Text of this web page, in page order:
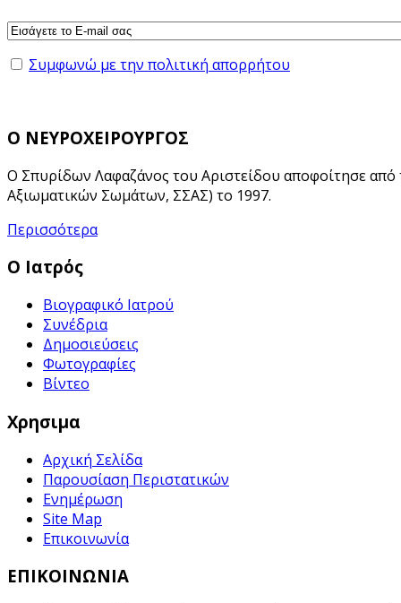
Συμφωνώ με την πολιτική απορρήτου
Ο ΝΕΥΡΟΧΕΙΡΟΥΡΓΟΣ
Ο Σπυρίδων Λαφαζάνος του Αριστείδου αποφοίτησε από
Αξιωματικών Σωμάτων, ΣΣΑΣ) το 1997.
Περισσότερα
Ο Ιατρός
Βιογραφικό Ιατρού
Συνέδρια
Δημοσιεύσεις
Φωτογραφίες
Βίντεο
Χρησιμα
Αρχική Σελίδα
Παρουσίαση Περιστατικών
Ενημέρωση
Site Map
Επικοινωνία
ΕΠΙΚΟΙΝΩΝΙΑ